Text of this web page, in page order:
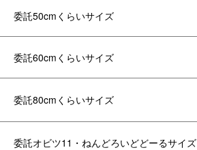
委託50cmくらいサイズ
委託60cmくらいサイズ
委託80cmくらいサイズ
委託オビツ11・ねんどろいどどーるサイズ